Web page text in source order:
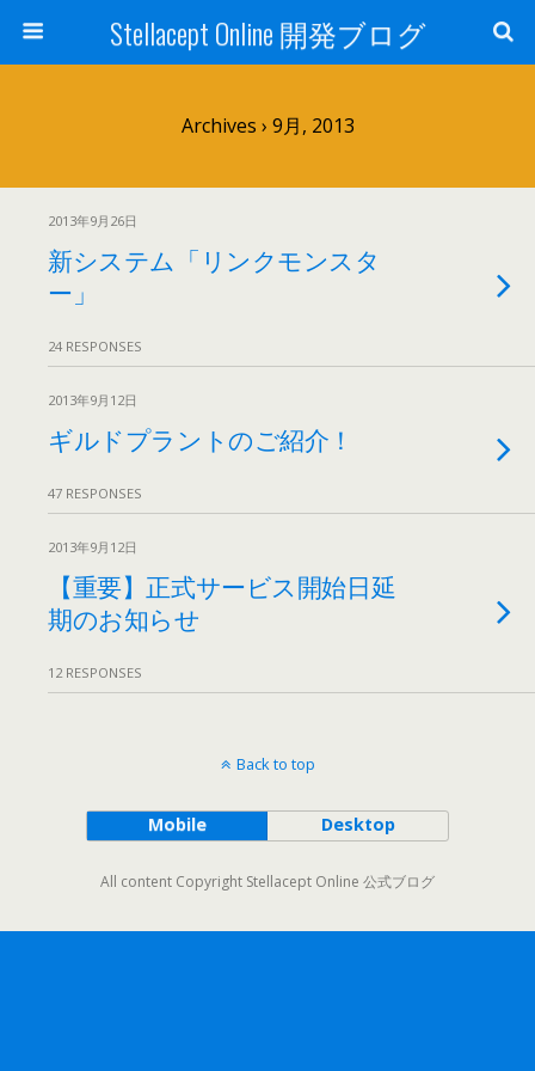
Stellacept Online 開発ブログ
Archives › 9月, 2013
2013年9月26日
新システム「リンクモンスタ
ー」
24 RESPONSES
2013年9月12日
ギルドプラントのご紹介！
47 RESPONSES
2013年9月12日
【重要】正式サービス開始日延
期のお知らせ
12 RESPONSES
Back to top
Mobile Desktop
All content Copyright Stellacept Online 公式ブログ